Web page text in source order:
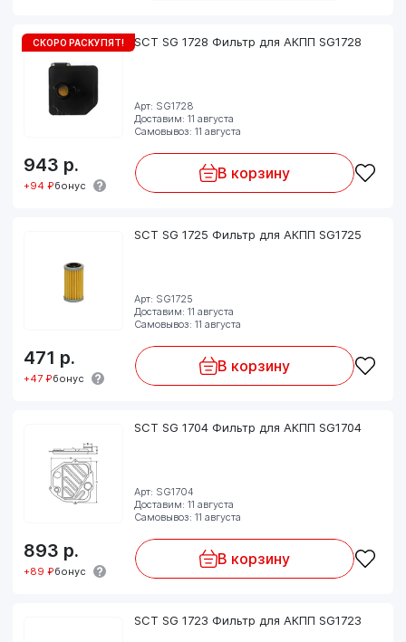
SCT SG 1728 Фильтр для АКПП SG1728
Арт: SG1728
Доставим: 11 августа
Самовывоз: 11 августа
943 р.
+94 ₽бонус
В корзину
СКОРО РАСКУПЯТ!
SCT SG 1725 Фильтр для АКПП SG1725
Арт: SG1725
Доставим: 11 августа
Самовывоз: 11 августа
471 р.
+47 ₽бонус
В корзину
SCT SG 1704 Фильтр для АКПП SG1704
Арт: SG1704
Доставим: 11 августа
Самовывоз: 11 августа
893 р.
+89 ₽бонус
В корзину
SCT SG 1723 Фильтр для АКПП SG1723